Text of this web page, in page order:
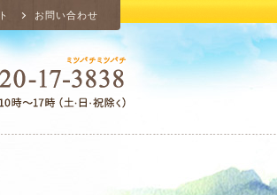
お問い合わせ